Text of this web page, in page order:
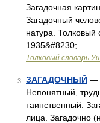
Загадочная
Загадочный
натура. Толковый
1935&#8230; …
Толковый словарь
3 ЗАГАДОЧНЫЙ —
Непонятный,
таинственный.
лица. Загадочно